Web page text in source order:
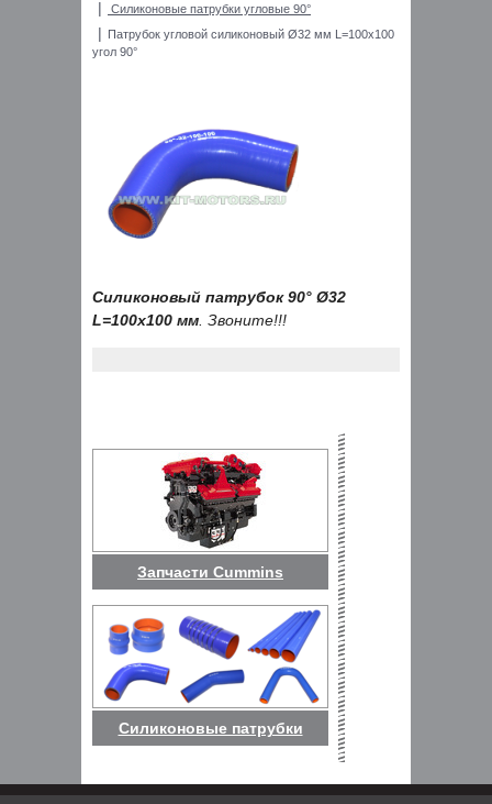
Силиконовые патрубки угловые 90°
Патрубок угловой силиконовый Ø32 мм L=100x100
угол 90°
Силиконовый патрубок 90° Ø32
L=100х100 мм. Звоните!!!
Запчасти Cummins
Силиконовые патрубки